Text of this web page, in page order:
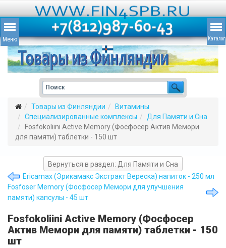
Товары из Финляндии
Витамины
Специализированные комплексы
Для Памяти и Сна
Fosfokoliini Active Memory (Фосфосер Актив Мемори
для памяти) таблетки - 150 шт
Вернуться в раздел: Для Памяти и Сна
Ericamax (Эрикамакс Экстракт Вереска) напиток - 250 мл
Fosfoser Memory (Фосфосер Мемори для улучшения
памяти) капсулы - 45 шт
Fosfokoliini Active Memory (Фосфосер
Актив Мемори для памяти) таблетки - 150
шт